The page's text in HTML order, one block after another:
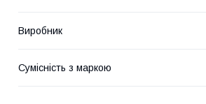
Виробник
Сумісність з маркою